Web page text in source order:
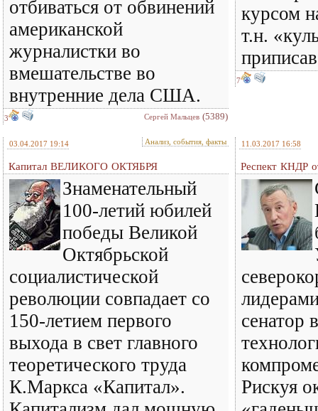
отбиваться от обвинений
американской
журналистки во
вмешательстве во
внутренние дела США.
3 Сергей Мальцев (5389)
курсом
т.н.
7
03.04.2017 19:14 Анализ, события, факты
Капитал ВЕЛИКОГО ОКТЯБРЯ
Знаменательный
100-летий юбилей
победы Великой
Октябрьской
социалистической
революции совпадает со
150-летием первого
выхода в свет главного
теоретического труда
К.Маркса «Капитал».
11.03.2017 16:58
Респект КНДР
сенатор
Рискуя